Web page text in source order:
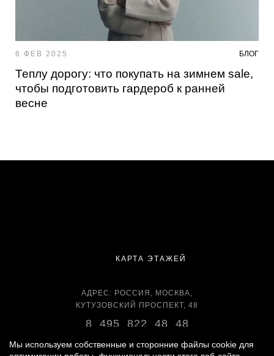
6 ФЕВ 2025 БЛОГ
Теплу дорогу: что покупать на зимнем sale,
чтобы подготовить гардероб к ранней
весне
КАРТА ЭТАЖЕЙ
АДРЕС: РОССИЯ, МОСКВА,
КУТУЗОВСКИЙ ПРОСПЕКТ, 48
8 495 822 48 48
ВРЕМЯ РАБОТЫ:
Мы используем собственные и сторонние файлы cookie для